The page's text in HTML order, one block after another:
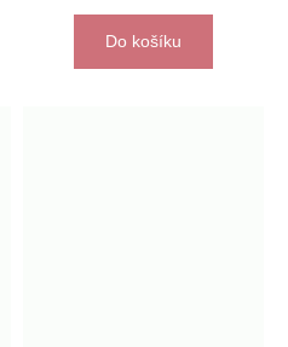
Do košíku